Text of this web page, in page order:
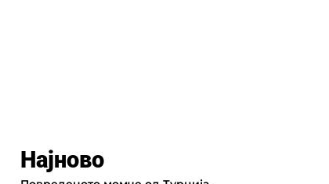
Најново